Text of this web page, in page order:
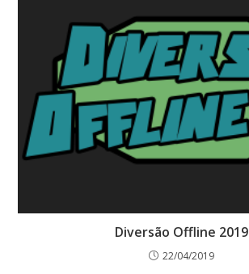
Diversão Offline 2019
22/04/2019